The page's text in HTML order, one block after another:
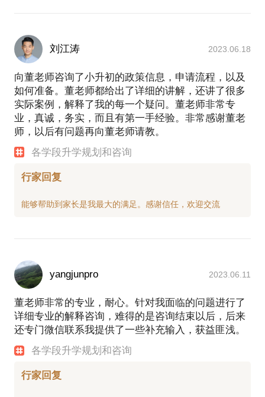
刘江涛 2023.06.18
向董老师咨询了小升初的政策信息，申请流程，以及
如何准备。董老师都给出了详细的讲解，还讲了很多
实际案例，解释了我的每一个疑问。董老师非常专
业，真诚，务实，而且有第一手经验。非常感谢董老
师，以后有问题再向董老师请教。
各学段升学规划和咨询
行家回复
yangjunpro 2023.06.11
董老师非常的专业，耐心。针对我面临的问题进行了
详细专业的解释咨询，难得的是咨询结束以后，后来
还专门微信联系我提供了一些补充输入，获益匪浅。
各学段升学规划和咨询
行家回复